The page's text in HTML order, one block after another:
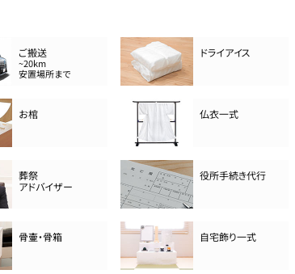
ご搬送
~20km
安置場所まで
ドライアイス
お棺 仏衣一式
葬祭
アドバイザー
役所手続き代行
骨壷・骨箱 自宅飾り一式